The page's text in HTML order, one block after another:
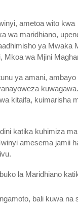
ametoa wito kwa
wa maridhiano,
ya Mwaka
Mkoa wa Mjini
ya amani, ambayo
kuwagawa.
kitaifa, kuimarisha
katika kuhimiza
amesema jamii
la Maridhiano
bali kuwa na